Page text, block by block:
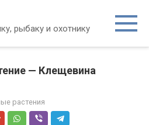
рыбаку и охотнику
— Клещевина
растения